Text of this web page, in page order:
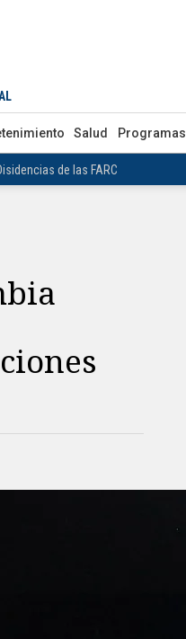
Salud Programas
de las FARC
de las FARC